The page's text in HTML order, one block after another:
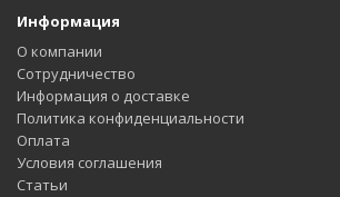
Информация
О компании
Сотрудничество
Информация о доставке
Политика конфиденциальности
Оплата
Условия соглашения
Статьи